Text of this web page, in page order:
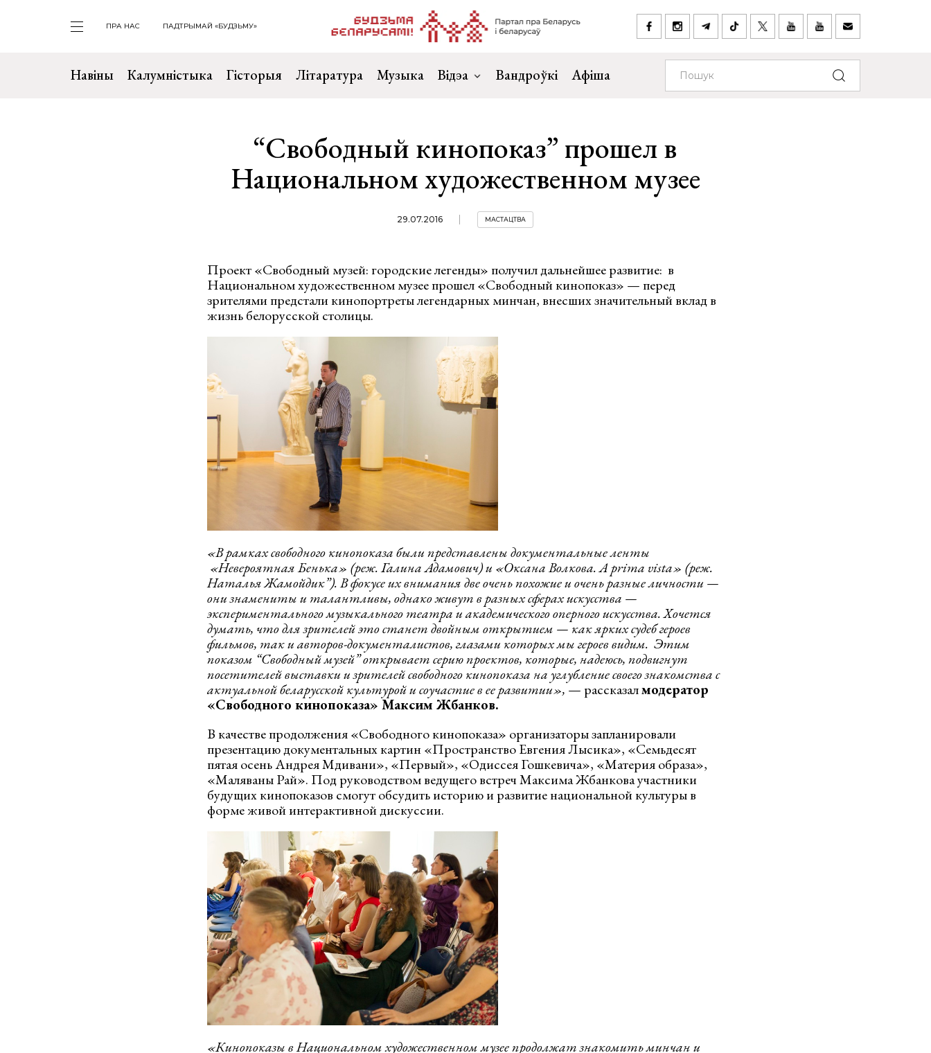
ПРА НАС ПАДТРЫМАЙ «БУДЗЬМУ»
Навіны Калумністыка Гісторыя Літаратура Музыка Відэа Вандроўкі Афіша
“Свободный кинопоказ” прошел в
Национальном художественном музее
29.07.2016 МАСТАЦТВА
Проект «Свободный музей: городские легенды» получил дальнейшее развитие: в
Национальном художественном музее прошел «Свободный кинопоказ» — перед
зрителями предстали кинопортреты легендарных минчан, внесших значительный вклад в
жизнь белорусской столицы.
«В рамках свободного кинопоказа были представлены документальные ленты
«Невероятная Бенька» (реж. Галина Адамович) и «Оксана Волкова. A prima vista» (реж.
Наталья Жамойдик”). В фокусе их внимания две очень похожие и очень разные личности —
они знамениты и талантливы, однако живут в разных сферах искусства —
экспериментального музыкального театра и академического оперного искусства. Хочется
думать, что для зрителей это станет двойным открытием — как ярких судеб героев
фильмов, так и авторов-документалистов, глазами которых мы героев видим. Этим
показом “Свободный музей” открывает серию проектов, которые, надеюсь, подвигнут
посетителей выставки и зрителей свободного кинопоказа на углубление своего знакомства с
актуальной беларусской культурой и соучастие в ее развитии»,— рассказалмодератор
«Свободного кинопоказа» Максим Жбанков.
В качестве продолжения «Свободного кинопоказа» организаторы запланировали
презентацию документальных картин «Пространство Евгения Лысика», «Семьдесят
пятая осень Андрея Мдивани», «Первый», «Одиссея Гошкевича», «Материя образа»,
«Маляваны Рай». Под руководством ведущего встреч Максима Жбанкова участники
будущих кинопоказов смогут обсудить историю и развитие национальной культуры в
форме живой интерактивной дискуссии.
«Кинопоказы в Национальном художественном музее продолжат знакомить минчан и